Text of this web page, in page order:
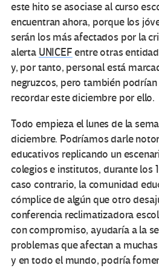
este hito se asociase al curso
encuentran ahora, porque los
serán los más afectados por la
alerta UNICEFentre otras
y, por tanto, personal está
negruzcos, pero también
recordar este diciembre por ello.
Todo empieza el lunes de la
diciembre. Podríamos darle
educativos replicando un
colegios e institutos, durante los
caso contrario, la comunidad
cómplice de algún que otro
conferencia reclimatizadora
con compromiso, ayudaría a la
problemas que afectan a
y en todo el mundo, podría